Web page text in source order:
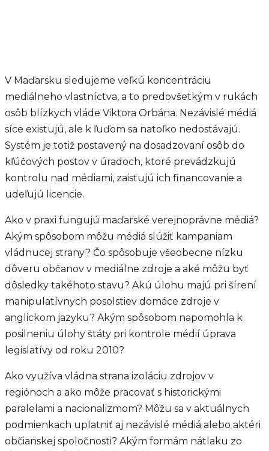
V Maďarsku sledujeme veľkú koncentráciu
mediálneho vlastníctva, a to predovšetkým v rukách
osôb blízkych vláde Viktora Orbána. Nezávislé médiá
síce existujú, ale k ľuďom sa natoľko nedostávajú.
Systém je totiž postavený na dosadzovaní osôb do
kľúčových postov v úradoch, ktoré prevádzkujú
kontrolu nad médiami, zaisťujú ich financovanie a
udeľujú licencie.
Ako v praxi fungujú maďarské verejnoprávne médiá?
Akým spôsobom môžu médiá slúžiť kampaniam
vládnucej strany? Čo spôsobuje všeobecne nízku
dôveru občanov v mediálne zdroje a aké môžu byť
dôsledky takéhoto stavu? Akú úlohu majú pri šírení
manipulatívnych posolstiev domáce zdroje v
anglickom jazyku? Akým spôsobom napomohla k
posilneniu úlohy štáty pri kontrole médií úprava
legislatívy od roku 2010?
Ako využíva vládna strana izoláciu zdrojov v
regiónoch a ako môže pracovať s historickými
paralelami a nacionalizmom? Môžu sa v aktuálnych
podmienkach uplatniť aj nezávislé médiá alebo aktéri
občianskej spoločnosti? Akým formám nátlaku zo